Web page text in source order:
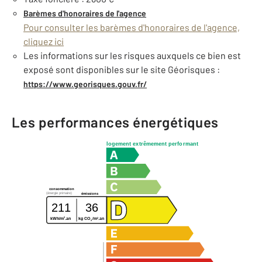
Barèmes d'honoraires de l'agence
Pour consulter les barèmes d'honoraires de l'agence,
cliquez ici
Les informations sur les risques auxquels ce bien est
exposé sont disponibles sur le site Géorisques :
https://www.georisques.gouv.fr/
Les performances énergétiques
logement extrêmement performant
consommation
émissions
(énergie primaire)
211 36
kWh/m2.an kg CO2 /m2 .an